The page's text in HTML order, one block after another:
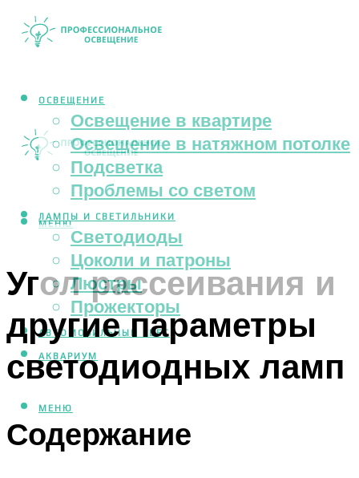
ОСВЕЩЕНИЕ
Освещение в квартире
Освещение в натяжном потолке
Подсветка
Проблемы со светом
ЛАМПЫ И СВЕТИЛЬНИКИ
Светодиоды
Цоколи и патроны
Люстры
Прожекторы
АВТОМОБИЛЬНЫЙ СВЕТ
АКВАРИУМ
МЕНЮ
МЕНЮ
Угол рассеивания и
другие параметры
светодиодных ламп
Содержание